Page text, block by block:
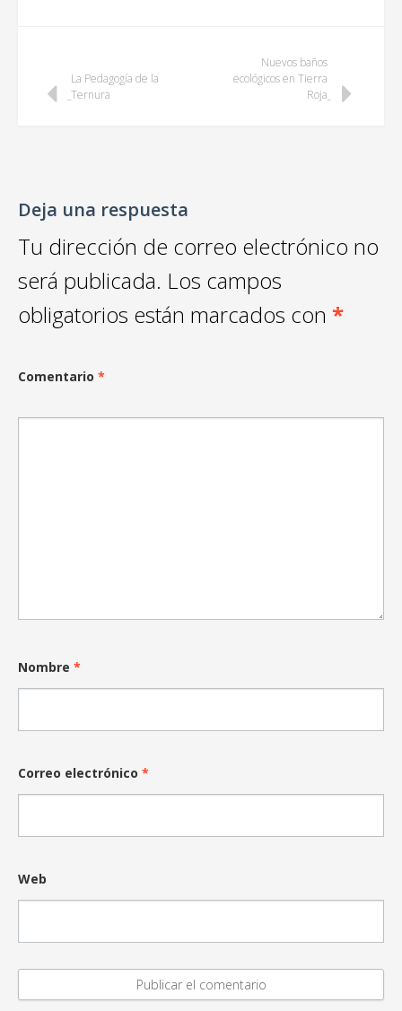
Post
navigation
La Pedagogía de la
Ternura
Nuevos baños
ecológicos en Tierra
Roja
Deja una respuesta
Tu dirección de correo electrónico no
será publicada. Los campos
obligatorios están marcados con *
Comentario *
Nombre *
Correo electrónico *
Web